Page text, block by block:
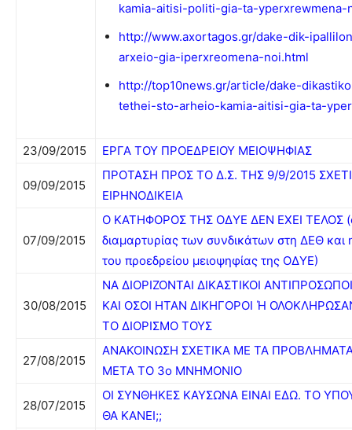
kamia-aitisi-politi-gia-ta-yperxrewmena-
http://www.axortagos.gr/dake-dik-
arxeio-gia-iperxreomena-noi.html
http://top10news.gr/article/dake-
tethei-sto-arheio-kamia-aitisi-gia-ta-
23/09/2015 ΕΡΓΑ ΤΟΥ ΠΡΟΕΔΡΕΙΟΥ ΜΕΙΟΨΗΦΙΑΣ
09/09/2015
ΠΡΟΤΑΣΗ ΠΡΟΣ ΤΟ Δ.Σ. ΤΗΣ 9/9/2015
ΕΙΡΗΝΟΔΙΚΕΙΑ
07/09/2015
Ο ΚΑΤΗΦΟΡΟΣ ΤΗΣ ΟΔΥΕ ΔΕΝ ΕΧΕΙ ΤΕΛΟΣ
διαμαρτυρίας των συνδικάτων στη ΔΕΘ και
του προεδρείου μειοψηφίας της ΟΔΥΕ)
30/08/2015
ΝΑ ΔΙΟΡΙΖΟΝΤΑΙ ΔΙΚΑΣΤΙΚΟΙ
ΚΑΙ ΟΣΟΙ ΗΤΑΝ ΔΙΚΗΓΟΡΟΙ Ή
ΤΟ ΔΙΟΡΙΣΜΟ ΤΟΥΣ
27/08/2015
ΑΝΑΚΟΙΝΩΣΗ ΣΧΕΤΙΚΑ ΜΕ ΤΑ ΠΡΟΒΛΗΜΑΤΑ
ΜΕΤΑ ΤΟ 3ο ΜΝΗΜΟΝΙΟ
28/07/2015
ΟΙ ΣΥΝΘΗΚΕΣ ΚΑΥΣΩΝΑ ΕΙΝΑΙ ΕΔΩ. ΤΟ
ΘΑ ΚΑΝΕΙ;;